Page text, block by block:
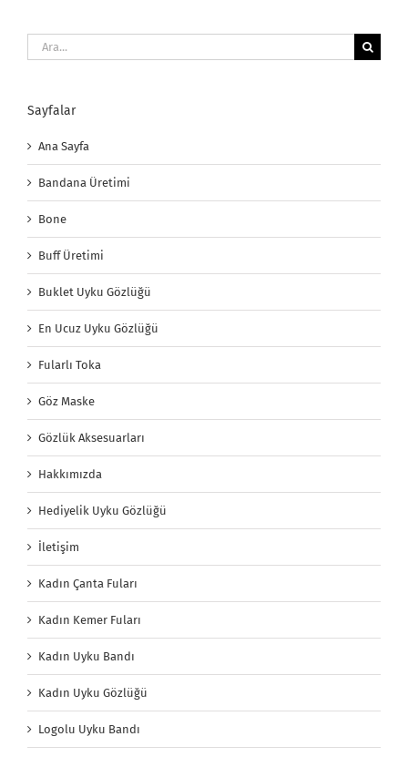
Ara:
Sayfalar
Ana Sayfa
Bandana Üretimi
Bone
Buff Üretimi
Buklet Uyku Gözlüğü
En Ucuz Uyku Gözlüğü
Fularlı Toka
Göz Maske
Gözlük Aksesuarları
Hakkımızda
Hediyelik Uyku Gözlüğü
İletişim
Kadın Çanta Fuları
Kadın Kemer Fuları
Kadın Uyku Bandı
Kadın Uyku Gözlüğü
Logolu Uyku Bandı